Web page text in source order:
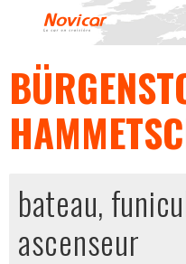
BALADES
VOYAGES
BALNÉAIRES
bateau,
ascenseur